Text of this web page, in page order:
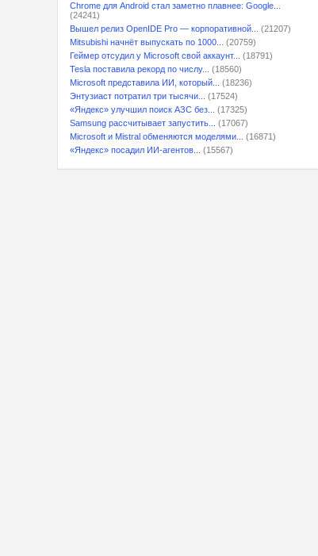
Chrome для Android стал заметно плавнее: Google...
(24241)
Вышел релиз OpenIDE Pro — корпоративной...
(21207)
Mitsubishi начнёт выпускать по 1000...
(20759)
Геймер отсудил у Microsoft свой аккаунт...
(18791)
Tesla поставила рекорд по числу...
(18560)
Microsoft представила ИИ, который...
(18236)
Энтузиаст потратил три тысячи...
(17524)
«Яндекс» улучшил поиск АЗС без...
(17325)
Samsung рассчитывает запустить...
(17067)
Microsoft и Mistral обменяются моделями...
(16871)
«Яндекс» посадил ИИ-агентов...
(15567)